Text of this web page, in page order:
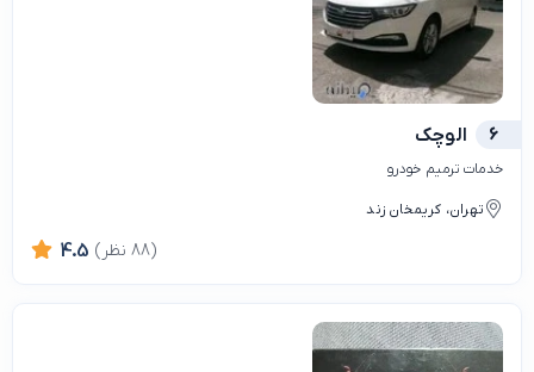
6 الوچک
خدمات ترمیم خودرو
تهران، کریمخان زند
4.5 (88 نظر)